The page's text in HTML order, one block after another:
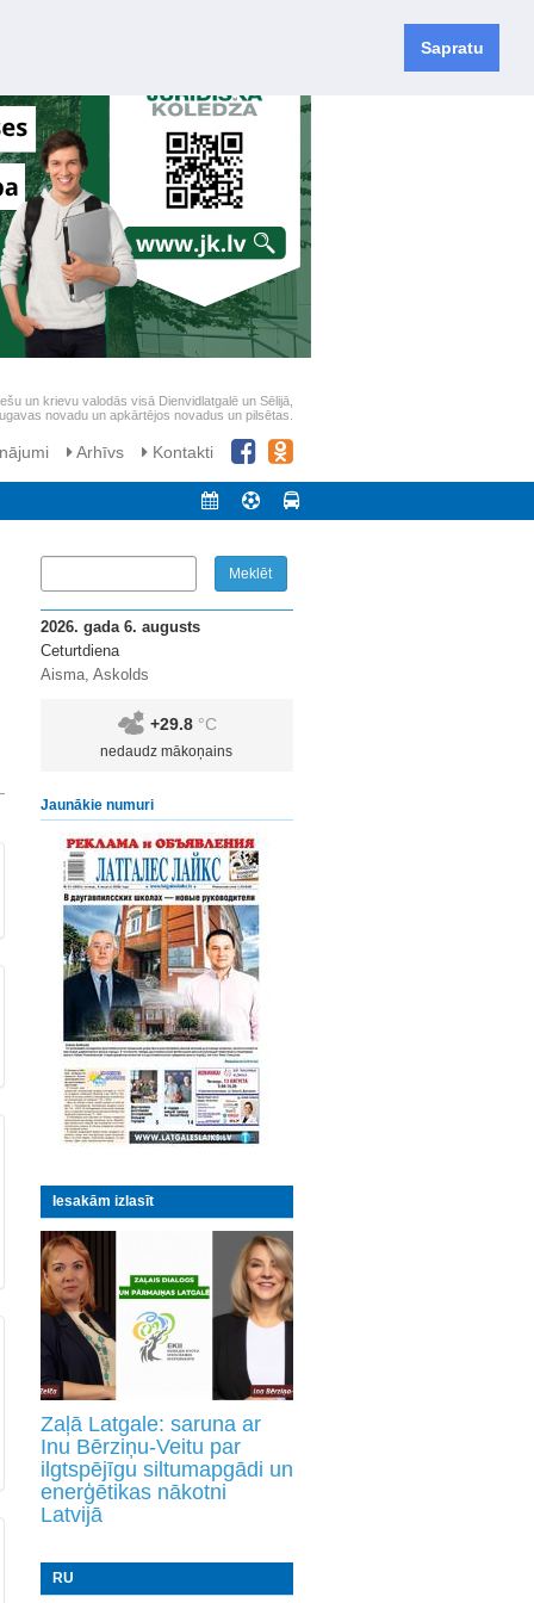
Sapratu
un krievu valodās visā Dienvidlatgalē un Sēlijā,
novadu un apkārtējos novadus un pilsētas.
Arhīvs Kontakti
2026. gada 6. augusts
Ceturtdiena
Aisma, Askolds
+29.8 °C
nedaudz mākoņains
Jaunākie numuri
Iesakām izlasīt
Zaļā Latgale: saruna ar
Inu Bērziņu-Veitu par
ilgtspējīgu siltumapgādi un
enerģētikas nākotni
Latvijā
RU